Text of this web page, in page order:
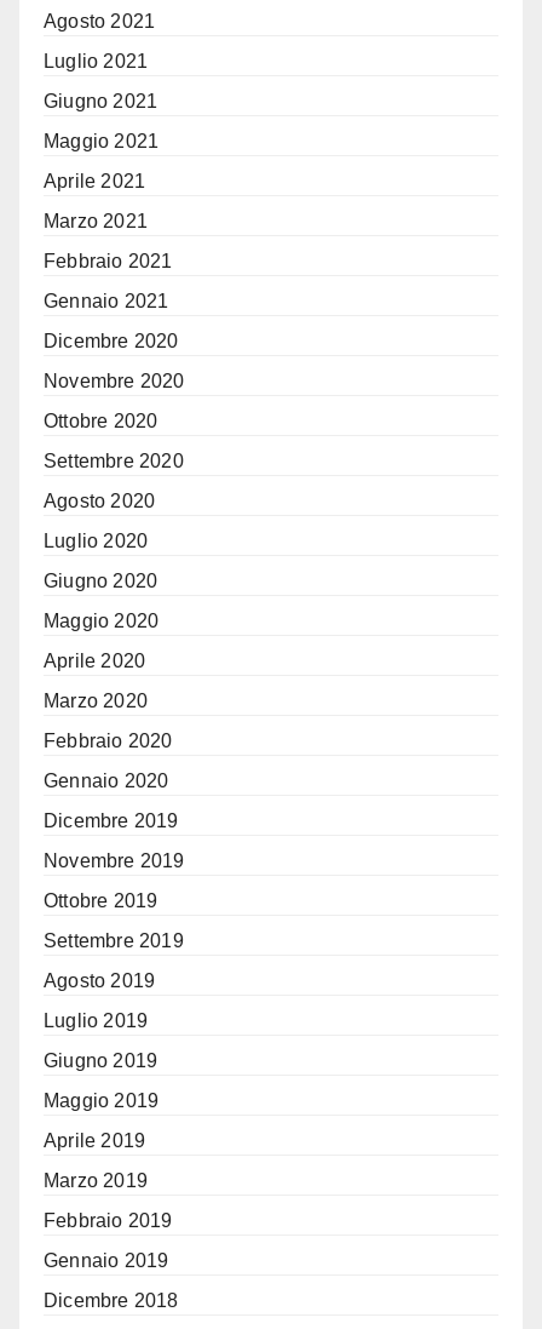
Agosto 2021
Luglio 2021
Giugno 2021
Maggio 2021
Aprile 2021
Marzo 2021
Febbraio 2021
Gennaio 2021
Dicembre 2020
Novembre 2020
Ottobre 2020
Settembre 2020
Agosto 2020
Luglio 2020
Giugno 2020
Maggio 2020
Aprile 2020
Marzo 2020
Febbraio 2020
Gennaio 2020
Dicembre 2019
Novembre 2019
Ottobre 2019
Settembre 2019
Agosto 2019
Luglio 2019
Giugno 2019
Maggio 2019
Aprile 2019
Marzo 2019
Febbraio 2019
Gennaio 2019
Dicembre 2018